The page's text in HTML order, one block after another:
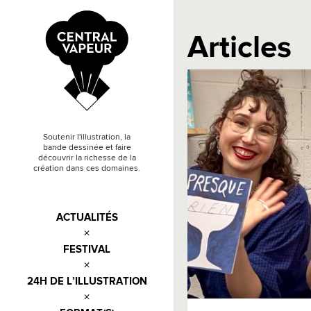
Soutenir l'illustration, la
bande dessinée et faire
découvrir la richesse de la
création dans ces domaines.
ACTUALITÉS
FESTIVAL
24H DE L’ILLUSTRATION
Articles